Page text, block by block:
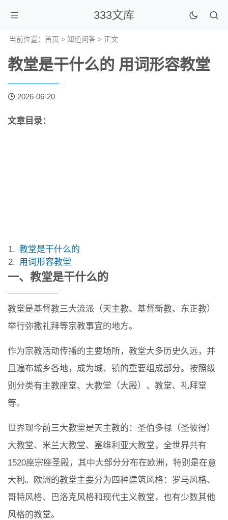
333文库
当前位置： 首页 > 知道问答 > 正文
教堂是干什么的 用词形容教堂
2026-06-20
文章目录：
教堂是干什么的
用词形容教堂
一、教堂是干什么的
教堂是基督教三大流派（天主教、基督新教、东正教）
举行弥撒礼拜等宗教事宜的地方。
作为宗教活动传播的主要场所，教堂大多历史久远，并
且遍布城乡各地，成为城、镇的重要组成部分。按照级
别分类有主教座堂、大教堂（大殿）、教堂、礼拜堂
等。
世界现今前三大教堂是天主教的：圣伯多禄（圣彼得）
大教堂、米兰大教堂、塞维利亚大教堂，全世界共有
1520座宗座圣殿，其中大部分分布在欧洲，特别是在意
大利。欧洲的教堂主要分为四种建筑风格：罗马风格、
哥特风格、巴洛克风格和现代主义教堂，也有少数其他
风格的教堂。